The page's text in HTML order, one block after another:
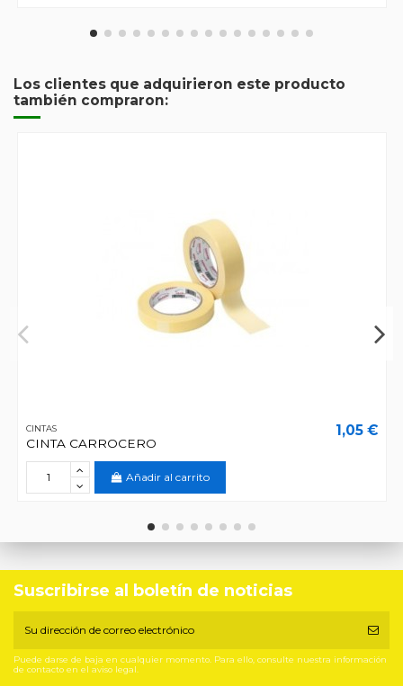
Los clientes que adquirieron este producto
también compraron:
CINTAS
CINTA CARROCERO
1,05 €
Añadir al carrito
Suscribirse al boletín de noticias
Puede darse de baja en cualquier momento. Para ello, consulte nuestra información
de contacto en el aviso legal.